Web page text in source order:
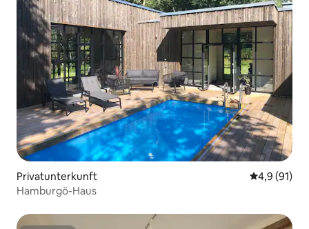
Privatunterkunft
4,9 (91)
Hamburgö-Haus